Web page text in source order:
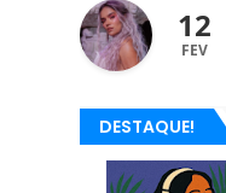
12
FEV
DESTAQUE!